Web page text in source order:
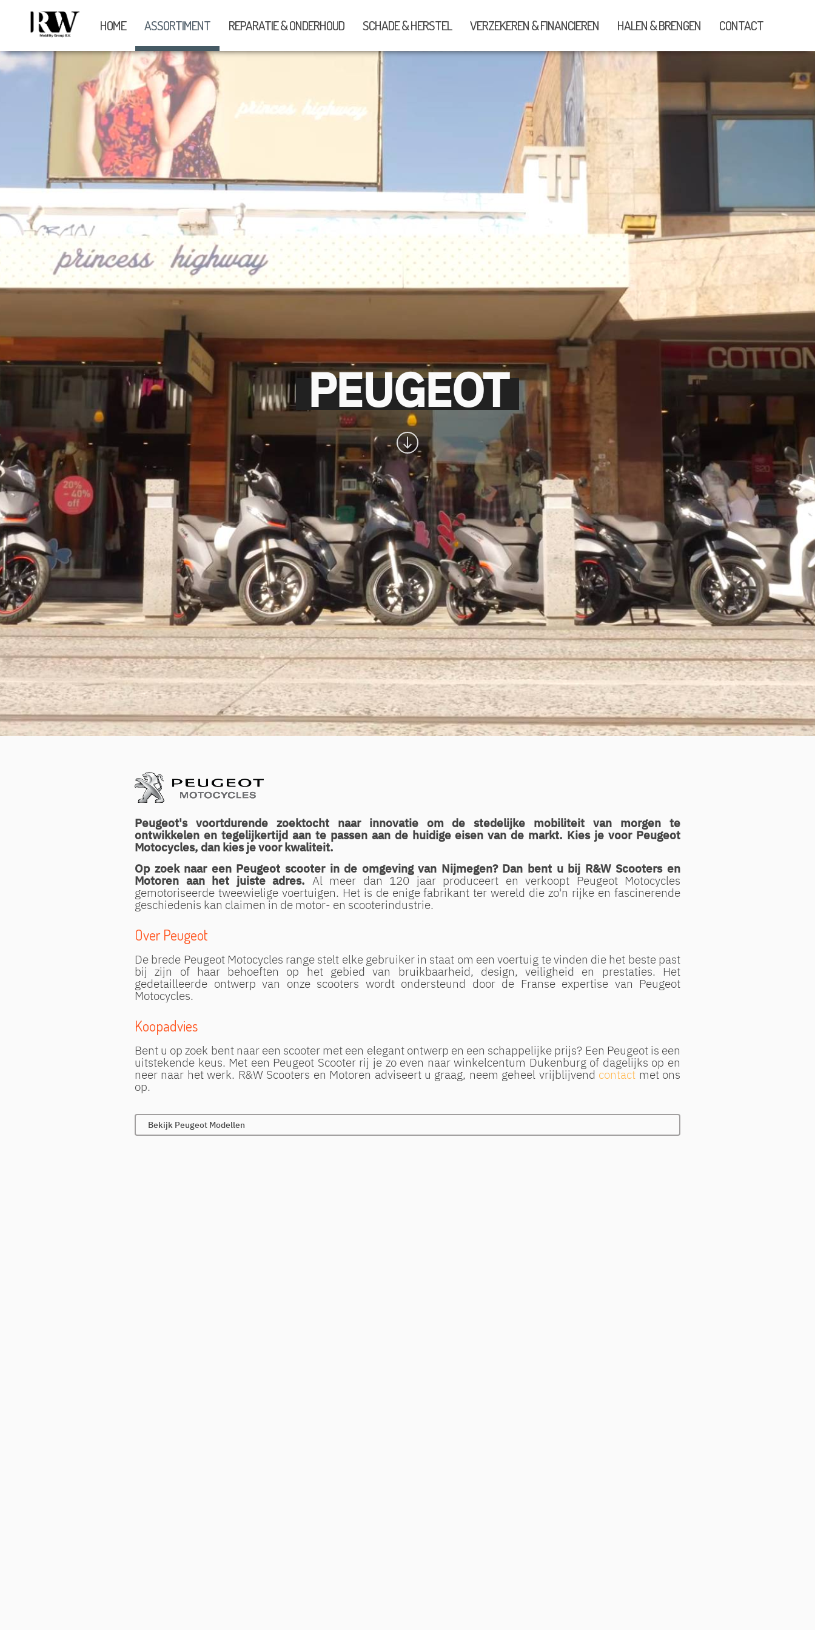
HOME ASSORTIMENT REPARATIE & ONDERHOUD SCHADE & HERSTEL VERZEKEREN & FINANCIEREN HALEN & BRENGEN CONTACT
PEUGEOT
Peugeot's voortdurende zoektocht naar innovatie om de stedelijke mobiliteit van morgen te
ontwikkelen en tegelijkertijd aan te passen aan de huidige eisen van de markt. Kies je voor Peugeot
Motocycles, dan kies je voor kwaliteit.
Op zoek naar een Peugeot scooter in de omgeving van Nijmegen? Dan bent u bij R&W Scooters en
Motoren aan het juiste adres. Al meer dan 120 jaar produceert en verkoopt Peugeot Motocycles
gemotoriseerde tweewielige voertuigen. Het is de enige fabrikant ter wereld die zo'n rijke en fascinerende
geschiedenis kan claimen in de motor- en scooterindustrie.
Over Peugeot
De brede Peugeot Motocycles range stelt elke gebruiker in staat om een voertuig te vinden die het beste past
bij zijn of haar behoeften op het gebied van bruikbaarheid, design, veiligheid en prestaties. Het
gedetailleerde ontwerp van onze scooters wordt ondersteund door de Franse expertise van Peugeot
Motocycles.
Koopadvies
Bent u op zoek bent naar een scooter met een elegant ontwerp en een schappelijke prijs? Een Peugeot is een
uitstekende keus. Met een Peugeot Scooter rij je zo even naar winkelcentum Dukenburg of dagelijks op en
neer naar het werk. R&W Scooters en Motoren adviseert u graag, neem geheel vrijblijvend contact met ons
op.
Bekijk Peugeot Modellen